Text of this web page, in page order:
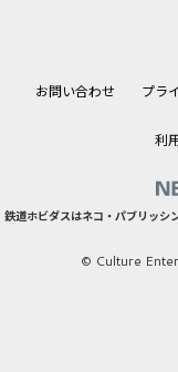
お問い合わせ プラ
利
鉄道ホビダスはネコ・パブリッシ
© Culture